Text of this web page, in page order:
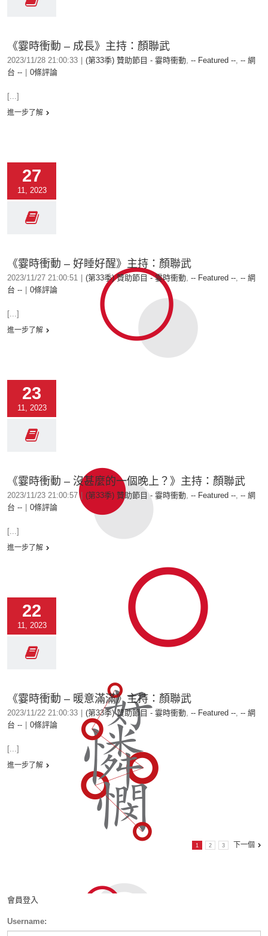
《霎時衝動 – 成長》主持：顏聯武
2023/11/28 21:00:33 (第33季) 贊助節目 - 霎時衝動, -- Featured --, -- 網
台 --
0條評論
[...]
進一步了解
27
11, 2023
《霎時衝動 – 好睡好醒》主持：顏聯武
2023/11/27 21:00:51 (第33季) 贊助節目 - 霎時衝動, -- Featured --, -- 網
台 --
0條評論
[...]
進一步了解
23
11, 2023
《霎時衝動 – 沒甚麼的一個晚上？》主持：顏聯武
2023/11/23 21:00:57 (第33季) 贊助節目 - 霎時衝動, -- Featured --, -- 網
台 --
0條評論
[...]
進一步了解
22
11, 2023
《霎時衝動 – 暖意滿滿》主持：顏聯武
2023/11/22 21:00:33 (第33季) 贊助節目 - 霎時衝動, -- Featured --, -- 網
台 --
0條評論
[...]
進一步了解
1 2 3 下一個
會員登入
Username: